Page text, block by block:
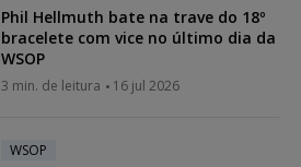
Phil Hellmuth bate na trave do 18º
bracelete com vice no último dia da
WSOP
3 min. de leitura 16 jul 2026
WSOP